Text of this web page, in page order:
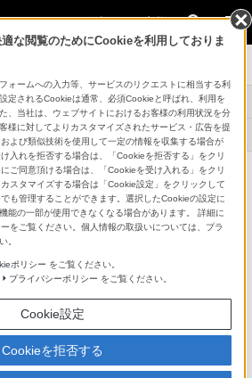
法人のお客様
ニター
一覧 関連商品 事例紹介
デートフ
ア
サービス対応メニュ
ー
サポート・お問い合
わせ
ョンソフトウェア
動調整（Monitor Auto White
トウェア
履歴
な閲覧のためにCookieを利用しておりま
ォームへの入力等、サービスのリクエストに相当する利
定されるCookieは通常、必須Cookieと呼ばれ、利用を
、当社は、ウェブサイトにおけるお客様の利用状況を分
様に対してよりカスタマイズされたサービス・広告を提
よび類似技術を使用して一定の情報を収集する場合が
入れを拒否する場合は、「Cookieを拒否する」をクリ
ご同意頂ける場合は、「Cookieを受け入れる」をクリ
スタマイズする場合は「Cookie設定」をクリックして
も管理することができます。選択したCookieの設定に
能の一部が使用できなくなる場合があります。 詳細に
をご覧ください。個人情報の取扱いについては、プラ
。
ポリシー をご覧ください。
プライバシーポリシー をご覧ください。
Cookie設定
Cookieを拒否する